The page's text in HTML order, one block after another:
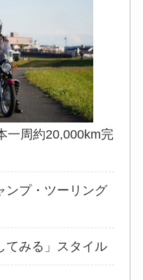
一周約20,000km完
ンプ・ツーリング
てみる」スタイル